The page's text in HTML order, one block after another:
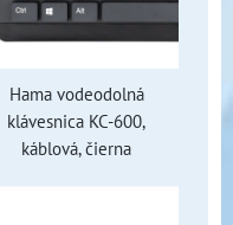
Hama vodeodolná
klávesnica KC-600,
káblová, čierna